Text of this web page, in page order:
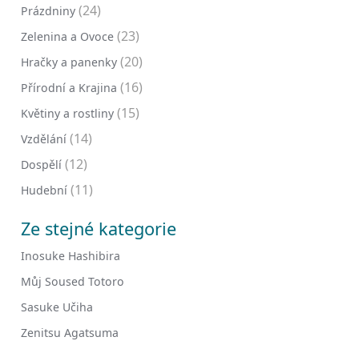
Prázdniny (24)
Zelenina a Ovoce (23)
Hračky a panenky (20)
Přírodní a Krajina (16)
Květiny a rostliny (15)
Vzdělání (14)
Dospělí (12)
Hudební (11)
Ze stejné kategorie
Inosuke Hashibira
Můj Soused Totoro
Sasuke Učiha
Zenitsu Agatsuma